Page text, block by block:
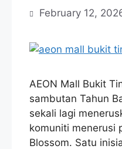
February 12,
AEON Mall Bukit
sambutan Tahun
sekali lagi
komuniti menerusi
Blossom. Satu